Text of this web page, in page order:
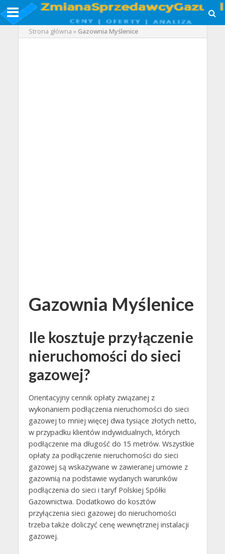
Strona główna »Gazownia Myślenice
Gazownia Myślenice
Ile kosztuje przyłączenie
nieruchomości do sieci
gazowej?
Orientacyjny cennik opłaty związanej z
wykonaniem podłączenia nieruchomości do sieci
gazowej to mniej więcej dwa tysiące złotych netto,
w przypadku klientów indywidualnych, których
podłączenie ma długość do 15 metrów. Wszystkie
opłaty za podłączenie nieruchomości do sieci
gazowej są wskazywane w zawieranej umowie z
gazownią na podstawie wydanych warunków
podłączenia do sieci i taryf Polskiej Spółki
Gazownictwa. Dodatkowo do kosztów
przyłączenia sieci gazowej do nieruchomości
trzeba także doliczyć cenę wewnętrznej instalacji
gazowej.